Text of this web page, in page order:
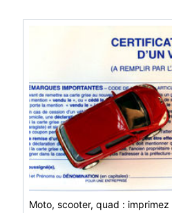
Moto, scooter, quad :